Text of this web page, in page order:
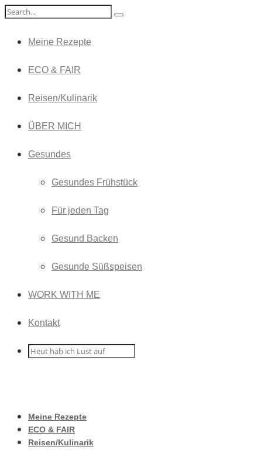
Meine Rezepte
ECO & FAIR
Reisen/Kulinarik
ÜBER MICH
Gesundes
Gesundes Frühstück
Für jeden Tag
Gesund Backen
Gesunde Süßspeisen
WORK WITH ME
Kontakt
Meine Rezepte
ECO & FAIR
Reisen/Kulinarik